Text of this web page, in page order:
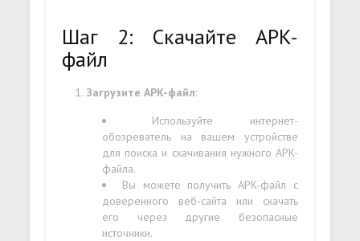
Шаг 2: Скачайте APK-
файл
Загрузите APK-файл:
Используйте интернет-
обозреватель на вашем устройстве
для поиска и скачивания нужного APK-
файла.
Вы можете получить APK-файл с
доверенного веб-сайта или скачать
его через другие безопасные
источники.